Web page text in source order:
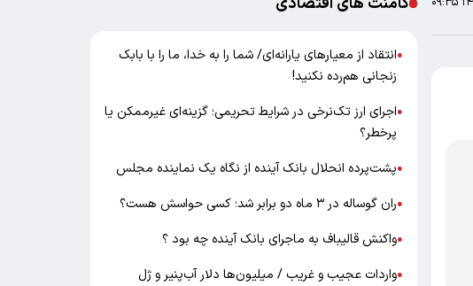
●انتقاد از معیارهای یارانه‌ای/ شما را به خدا، ما را با بابک
زنجانی هم‌رده نکنید!
●اجرای ارز تک‌نرخی در شرایط تحریمی؛ گزینه‌ای غیرممکن یا
پرخطر؟
●پشت‌پرده انحلال بانک آینده از نگاه یک نماینده مجلس
●ران گوساله در ۳ ماه دو برابر شد؛ کسی حواسش هست؟
●واکنش قالیباف به ماجرای بانک آینده چه بود ؟
●واردات عجیب و غریب / میلیون‌ها دلار آب‌پنیر و ژل